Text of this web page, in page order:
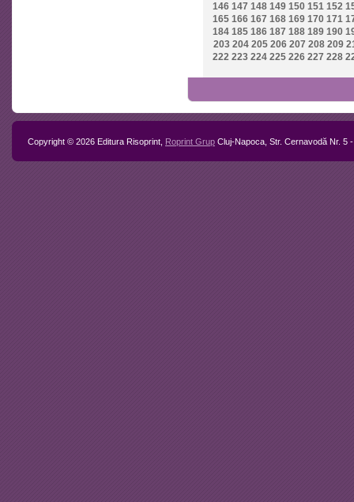
146 147 148 149 150 151 152
165 166 167 168 169 170 171
184 185 186 187 188 189 190
203 204 205 206 207 208 209
222 223 224 225 226 227 228
Copyright © 2026 Editura Risoprint, Roprint Grup Cluj-Napoca, Str. Cernavodă Nr. 5